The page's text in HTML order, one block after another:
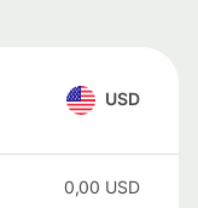
USD
0,00 USD